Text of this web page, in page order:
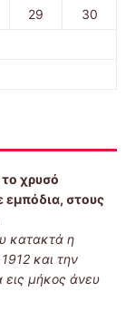
29
30
χρυσό
στους
κατακτά η
και την
εις μήκος άνευ